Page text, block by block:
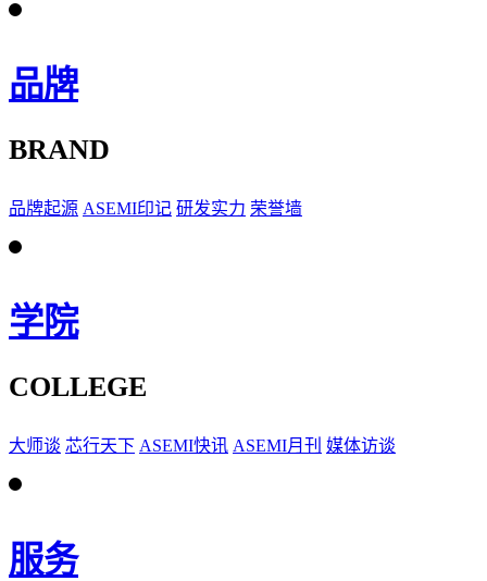
品牌
BRAND
品牌起源 ASEMI印记 研发实力 荣誉墙
学院
COLLEGE
大师谈 芯行天下 ASEMI快讯 ASEMI月刊 媒体访谈
服务